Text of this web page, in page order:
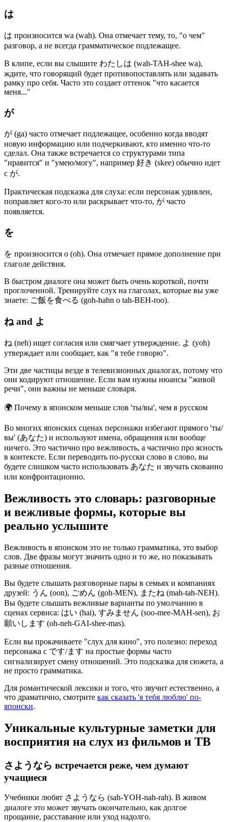
は
は произносится wa (wah). Она отмечает тему, то, "о чем"
разговор, а не всегда грамматическое подлежащее.
В клипе, если вы слышите わたしは (wah-TAH-shee wa),
ждите, что говорящий будет противопоставлять или задавать
рамку про себя. Часто это создает оттенок "что касается
меня..."
が
が (ga) часто отмечает подлежащее, особенно когда вводят
новую информацию или подчеркивают, кто именно что-то
сделал. Она также встречается со структурами типа
"нравится" и "умею/могу", например 好き (skee) обычно идет
с が.
Практическая подсказка для слуха: если персонаж удивлен,
поправляет кого-то или раскрывает что-то, が часто
появляется.
を
を произносится o (oh). Она отмечает прямое дополнение при
глаголе действия.
В быстром диалоге она может быть очень короткой, почти
проглоченной. Тренируйте слух на глаголах, которые вы уже
знаете: ご飯を食べる (goh-hahn o tah-BEH-roo).
ね and よ
ね (neh) ищет согласия или смягчает утверждение. よ (yoh)
утверждает или сообщает, как "я тебе говорю".
Эти две частицы везде в телевизионных диалогах, потому что
они кодируют отношение. Если вам нужны нюансы "живой
речи", они важны не меньше словаря.
🌍 Почему в японском меньше слов 'ты/вы', чем в русском
Во многих японских сценах персонажи избегают прямого 'ты/
вы' (あなた) и используют имена, обращения или вообще
ничего. Это частично про вежливость, а частично про ясность
в контексте. Если переводить по-русски слово в слово, вы
будете слишком часто использовать あなた и звучать скованно
или конфронтационно.
Вежливость это словарь: разговорные
и вежливые формы, которые вы
реально услышите
Вежливость в японском это не только грамматика, это выбор
слов. Две фразы могут значить одно и то же, но показывать
разные отношения.
Вы будете слышать разговорные пары в семьях и компаниях
друзей: うん (oon), ごめん (goh-MEN), またね (mah-tah-NEH).
Вы будете слышать вежливые варианты по умолчанию в
сценах сервиса: はい (hai), すみません (soo-mee-MAH-sen), お
願いします (oh-neh-GAI-shee-mas).
Если вы прокачиваете "слух для кино", это полезно: переход
персонажа с です/ます на простые формы часто
сигнализирует смену отношений. Это подсказка для сюжета, а
не просто грамматика.
Для романтической лексики и того, что звучит естественно, а
что драматично, смотрите как сказать 'я тебя люблю' по-
японски.
Уникальные культурные заметки для
восприятия на слух из фильмов и ТВ
さようなら встречается реже, чем думают
учащиеся
Учебники любят さようなら (sah-YOH-nah-rah). В живом
диалоге это может звучать окончательно, как долгое
прощание, расставание или уход надолго.